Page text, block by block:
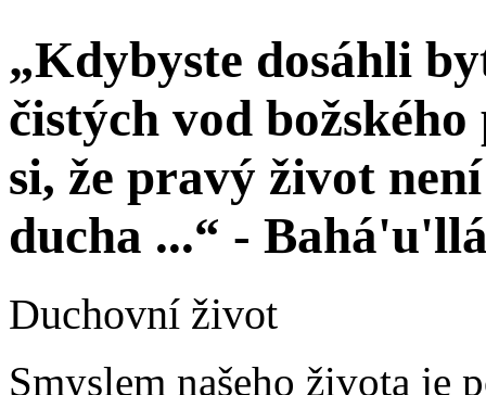
„Kdybyste dosáhli
čistých vod
si, že pravý život
ducha ...“ -
Duchovní život
Smyslem našeho života je